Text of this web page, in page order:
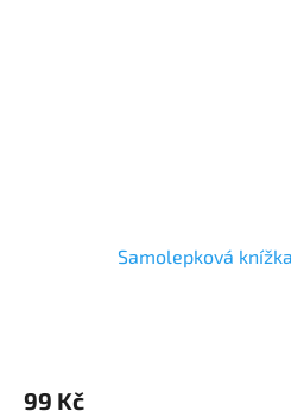
Samolepková
99 Kč